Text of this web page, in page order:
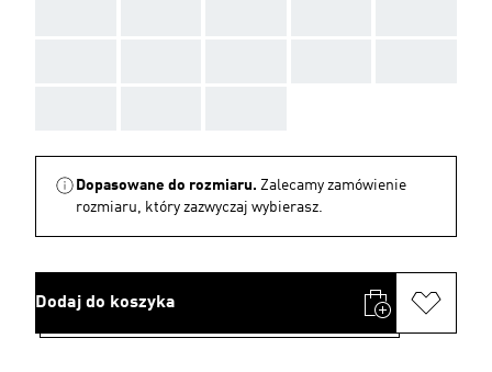
Dopasowane do rozmiaru. Zalecamy zamówienie
rozmiaru, który zazwyczaj wybierasz.
Dodaj do koszyka